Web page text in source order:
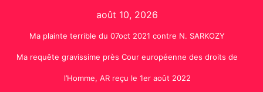
août 10, 2026
Ma plainte terrible du 07oct 2021 contre N. SARKOZY
Ma requête gravissime près Cour européenne des droits de
l’Homme, AR reçu le 1er août 2022